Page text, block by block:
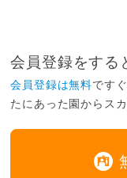
会員登録をする
会員登録は無料です
たにあった園からスカ